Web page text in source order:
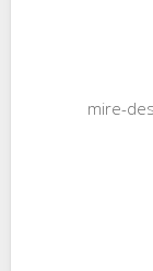
mire-